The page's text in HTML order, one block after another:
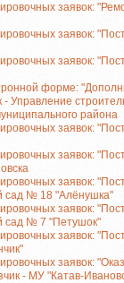
заявок:
заявок:
заявок:
форме:
Управление
района
заявок:
заявок:
заявок:
сад № 18 "Алёнушка"
заявок:
сад № 7 "Петушок"
заявок:
заявок:
- МУ "Катав-